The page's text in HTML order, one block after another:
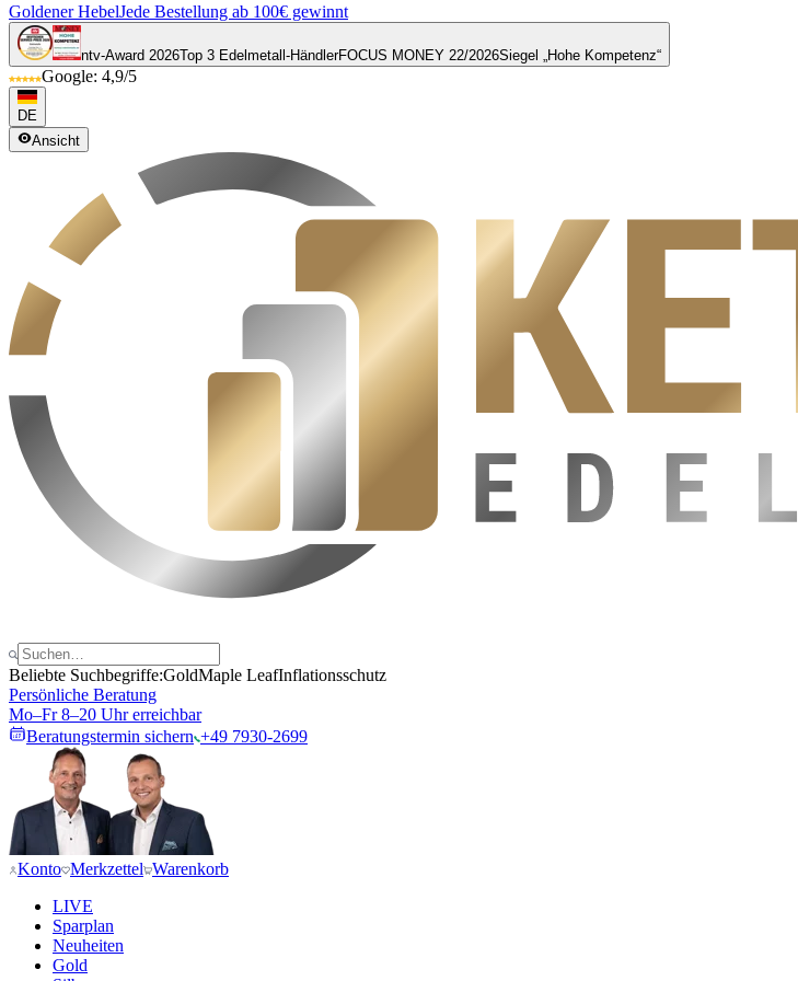
Goldener HebelJede Bestellung ab 100€ gewinnt
ntv-Award 2026Top 3 Edelmetall-HändlerFOCUS MONEY 22/2026Siegel „Hohe Kompetenz“
Google: 4,9/5
DE
Ansicht
Beliebte Suchbegriffe:GoldMaple LeafInflationsschutz
Persönliche Beratung
Mo–Fr 8–20 Uhr erreichbar
Beratungstermin sichern +49 7930-2699
Konto Merkzettel Warenkorb
LIVE
Sparplan
Neuheiten
Gold